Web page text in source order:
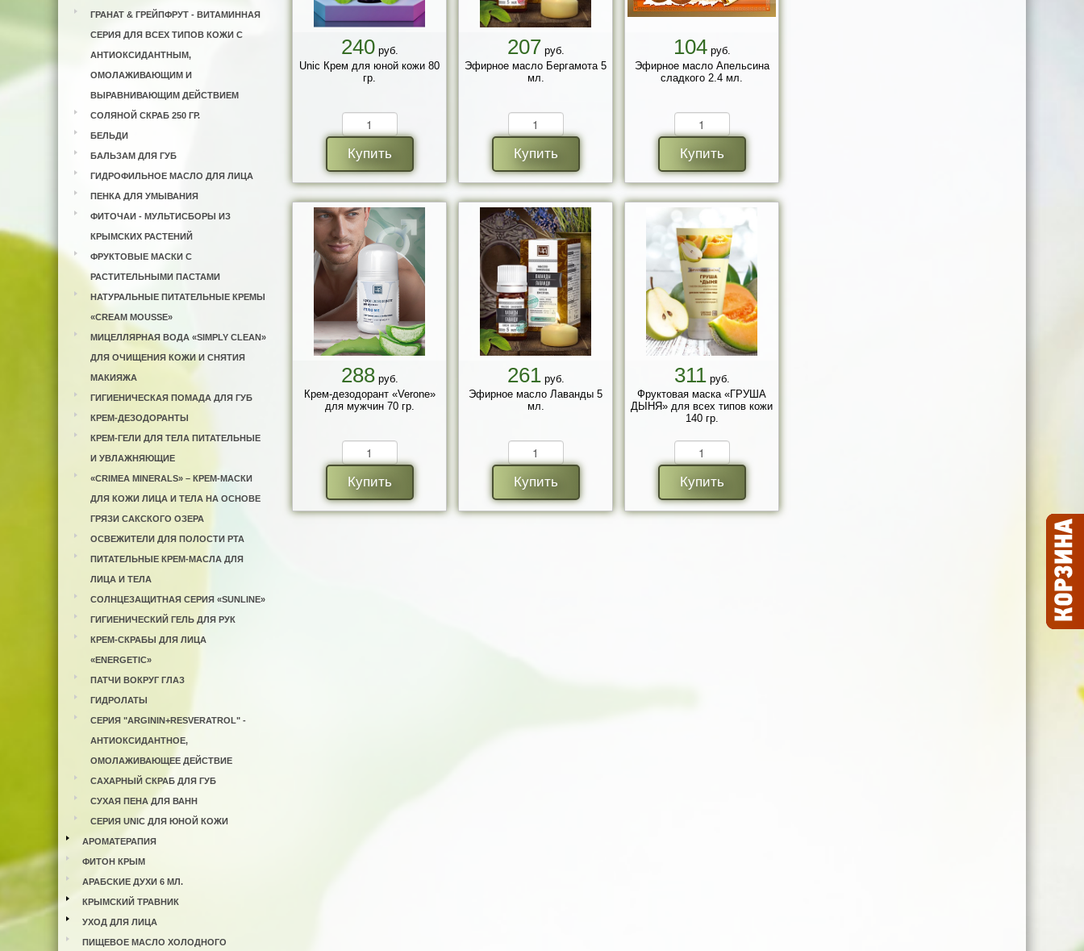
ГРАНАТ & ГРЕЙПФРУТ - ВИТАМИННАЯ
СЕРИЯ ДЛЯ ВСЕХ ТИПОВ КОЖИ С
АНТИОКСИДАНТНЫМ,
ОМОЛАЖИВАЮЩИМ И
ВЫРАВНИВАЮЩИМ ДЕЙСТВИЕМ
СОЛЯНОЙ СКРАБ 250 ГР.
БЕЛЬДИ
БАЛЬЗАМ ДЛЯ ГУБ
ГИДРОФИЛЬНОЕ МАСЛО ДЛЯ ЛИЦА
ПЕНКА ДЛЯ УМЫВАНИЯ
ФИТОЧАИ - МУЛЬТИСБОРЫ ИЗ
КРЫМСКИХ РАСТЕНИЙ
ФРУКТОВЫЕ МАСКИ С
РАСТИТЕЛЬНЫМИ ПАСТАМИ
НАТУРАЛЬНЫЕ ПИТАТЕЛЬНЫЕ КРЕМЫ
«CREAM MOUSSE»
МИЦЕЛЛЯРНАЯ ВОДА «SIMPLY CLEAN»
ДЛЯ ОЧИЩЕНИЯ КОЖИ И СНЯТИЯ
МАКИЯЖА
ГИГИЕНИЧЕСКАЯ ПОМАДА ДЛЯ ГУБ
КРЕМ-ДЕЗОДОРАНТЫ
КРЕМ-ГЕЛИ ДЛЯ ТЕЛА ПИТАТЕЛЬНЫЕ
И УВЛАЖНЯЮЩИЕ
«CRIMEA MINERALS» – КРЕМ-МАСКИ
ДЛЯ КОЖИ ЛИЦА И ТЕЛА НА ОСНОВЕ
ГРЯЗИ САКСКОГО ОЗЕРА
ОСВЕЖИТЕЛИ ДЛЯ ПОЛОСТИ РТА
ПИТАТЕЛЬНЫЕ КРЕМ-МАСЛА ДЛЯ
ЛИЦА И ТЕЛА
СОЛНЦЕЗАЩИТНАЯ СЕРИЯ «SUNLINE»
ГИГИЕНИЧЕСКИЙ ГЕЛЬ ДЛЯ РУК
КРЕМ-СКРАБЫ ДЛЯ ЛИЦА
«ENERGETIC»
ПАТЧИ ВОКРУГ ГЛАЗ
ГИДРОЛАТЫ
СЕРИЯ "ARGININ+RESVERATROL" -
АНТИОКСИДАНТНОЕ,
ОМОЛАЖИВАЮЩЕЕ ДЕЙСТВИЕ
САХАРНЫЙ СКРАБ ДЛЯ ГУБ
СУХАЯ ПЕНА ДЛЯ ВАНН
СЕРИЯ UNIC ДЛЯ ЮНОЙ КОЖИ
АРОМАТЕРАПИЯ
ФИТОН КРЫМ
АРАБСКИЕ ДУХИ 6 МЛ.
КРЫМСКИЙ ТРАВНИК
УХОД ДЛЯ ЛИЦА
ПИЩЕВОЕ МАСЛО ХОЛОДНОГО
240руб.
Unic Крем для юной кожи 80
гр.
Купить
207 руб.
Эфирное масло Бергамота 5
мл.
Купить
104руб.
Эфирное масло Апельсина
сладкого 2.4 мл.
Купить
288руб.
Крем-дезодорант «Verone»
для мужчин 70 гр.
Купить
261руб.
Эфирное масло Лаванды 5
мл.
Купить
311руб.
Фруктовая маска «ГРУША
ДЫНЯ» для всех типов кожи
140 гр.
Купить